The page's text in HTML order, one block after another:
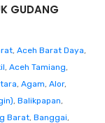
GUDANG
, Aceh Barat Daya,
, Aceh Tamiang,
, Agam, Alor,
, Balikpapan,
Barat, Banggai,